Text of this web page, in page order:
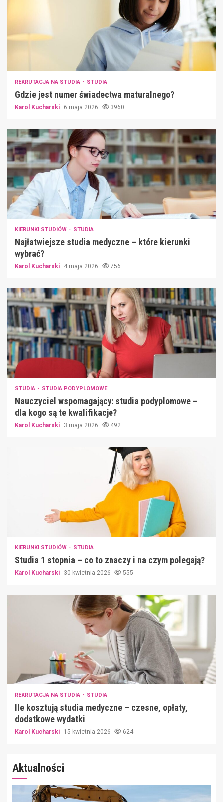
REKRUTACJA NA STUDIA STUDIA
Gdzie jest numer świadectwa maturalnego?
Karol Kucharski 6 maja 2026 3960
KIERUNKI STUDIÓW STUDIA
Najłatwiejsze studia medyczne – które kierunki
wybrać?
Karol Kucharski 4 maja 2026 756
STUDIA STUDIA PODYPLOMOWE
Nauczyciel wspomagający: studia podyplomowe –
dla kogo są te kwalifikacje?
Karol Kucharski 3 maja 2026 492
KIERUNKI STUDIÓW STUDIA
Studia 1 stopnia – co to znaczy i na czym polegają?
Karol Kucharski 30 kwietnia 2026 555
REKRUTACJA NA STUDIA STUDIA
Ile kosztują studia medyczne – czesne, opłaty,
dodatkowe wydatki
Karol Kucharski 15 kwietnia 2026 624
Aktualności